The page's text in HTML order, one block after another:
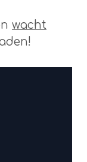
wacht